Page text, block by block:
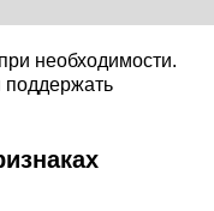
необходимости.
поддержать